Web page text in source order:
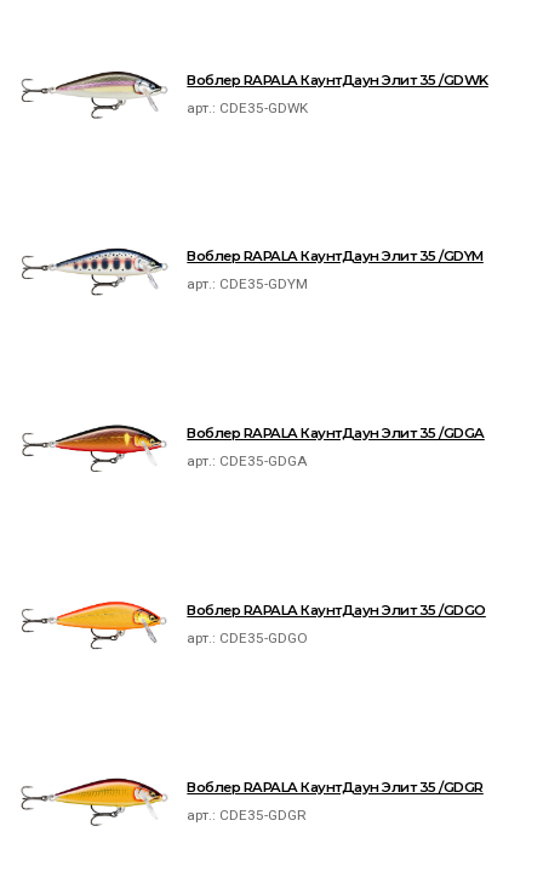
Воблер RAPALA КаунтДаун Элит 35 /GDWK
арт.: CDE35-GDWK
Воблер RAPALA КаунтДаун Элит 35 /GDYM
арт.: CDE35-GDYM
Воблер RAPALA КаунтДаун Элит 35 /GDGA
арт.: CDE35-GDGA
Воблер RAPALA КаунтДаун Элит 35 /GDGO
арт.: CDE35-GDGO
Воблер RAPALA КаунтДаун Элит 35 /GDGR
арт.: CDE35-GDGR